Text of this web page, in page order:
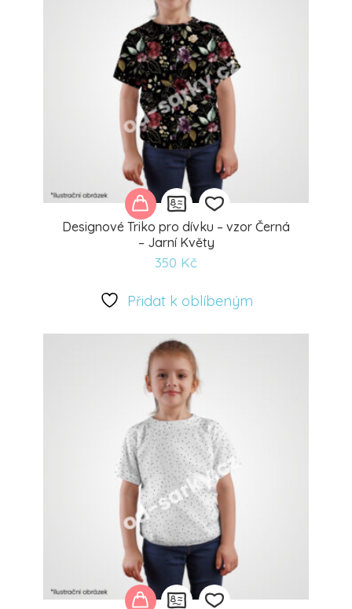
Designové Triko pro dívku – vzor Černá
– Jarní Květy
350 Kč
k
oblíbeným
Přidat k oblíbeným